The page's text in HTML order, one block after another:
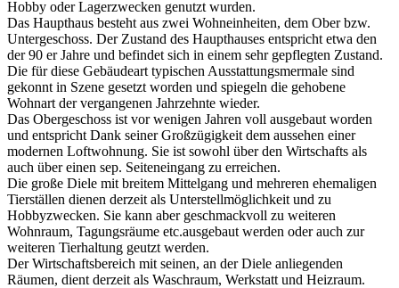
Hobby oder Lagerzwecken genutzt wurden.
Das Haupthaus besteht aus zwei Wohneinheiten, dem Ober bzw.
Untergeschoss. Der Zustand des Haupthauses entspricht etwa den
der 90 er Jahre und befindet sich in einem sehr gepflegten Zustand.
Die für diese Gebäudeart typischen Ausstattungsmermale sind
gekonnt in Szene gesetzt worden und spiegeln die gehobene
Wohnart der vergangenen Jahrzehnte wieder.
Das Obergeschoss ist vor wenigen Jahren voll ausgebaut worden
und entspricht Dank seiner Großzügigkeit dem aussehen einer
modernen Loftwohnung. Sie ist sowohl über den Wirtschafts als
auch über einen sep. Seiteneingang zu erreichen.
Die große Diele mit breitem Mittelgang und mehreren ehemaligen
Tierställen dienen derzeit als Unterstellmöglichkeit und zu
Hobbyzwecken. Sie kann aber geschmackvoll zu weiteren
Wohnraum, Tagungsräume etc.ausgebaut werden oder auch zur
weiteren Tierhaltung geutzt werden.
Der Wirtschaftsbereich mit seinen, an der Diele anliegenden
Räumen, dient derzeit als Waschraum, Werkstatt und Heizraum.